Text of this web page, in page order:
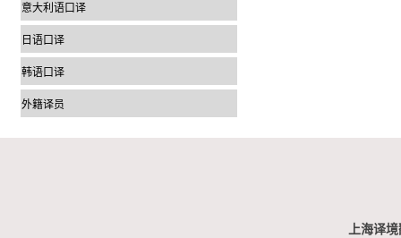
意大利语口译
日语口译
韩语口译
外籍译员
上海译